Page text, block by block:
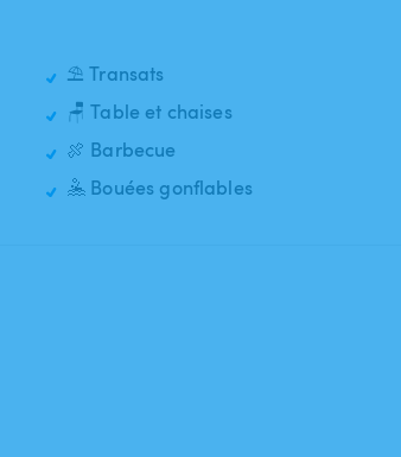
⛱️ Transats
🪑 Table et chaises
🍖 Barbecue
🤽 Bouées gonflables